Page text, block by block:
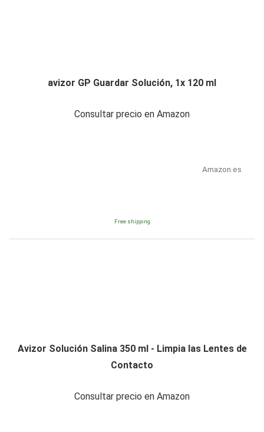
avizor GP Guardar Solución, 1x 120 ml
Consultar precio en Amazon
Amazon.es
Free shipping
Avizor Solución Salina 350 ml - Limpia las Lentes de
Contacto
Consultar precio en Amazon